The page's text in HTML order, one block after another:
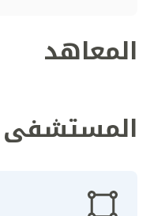
المعاهد
المستشفى